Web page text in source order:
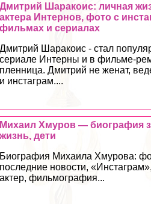
Дмитрий Шаpaкоис: личная
актера Интернов, фото с
фильмах и сериалах
Дмитрий Шаpaкоис - стал
сериале Интерны и в фильме-
пленница. Дмитрий не женат,
и инстаграм....
Михаил Хмуров — биография
жизнь, дети
Биография Михаила Хмурова:
последние новости,
актер, фильмография...